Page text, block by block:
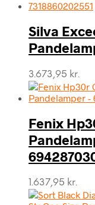
Silva
3.673,95 kr.
Fenix
1.637,95 kr.